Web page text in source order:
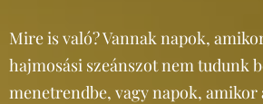
Mire is való? Vannak napok,
hajmosási szeánszot nem tudunk
menetrendbe, vagy napok, amikor